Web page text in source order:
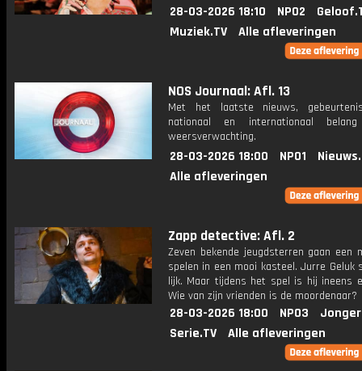
28-03-2026 18:10 NPO2
Muziek.TV
Alle afleveringen
NOS Journaal: Afl. 13
Met het laatste nieuws,
nationaal en internationaal
weersverwachting.
28-03-2026 18:00 NPO1
Alle afleveringen
Zapp detective: Afl. 2
Zeven bekende jeugdsterren gaan een
spelen in een mooi kasteel. Jurre Geluk
lijk. Maar tijdens het spel is hij ineens
Wie van zijn vrienden is de moordenaar?
28-03-2026 18:00 NPO3
Serie.TV
Alle afleveringen